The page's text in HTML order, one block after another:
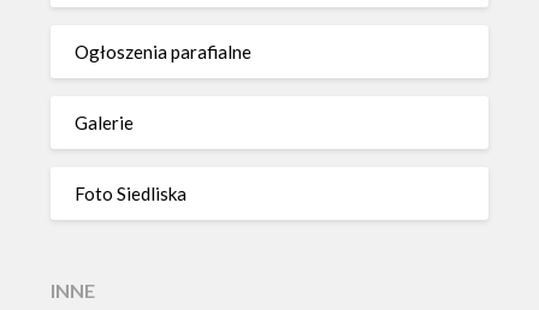
Ogłoszenia parafialne
Galerie
Foto Siedliska
INNE